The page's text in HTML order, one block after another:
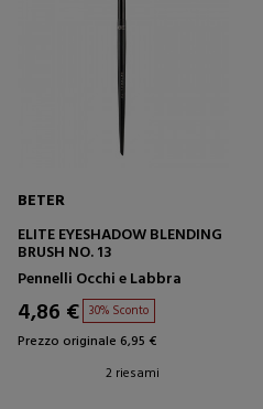
BETER
ELITE EYESHADOW BLENDING
BRUSH NO. 13
Pennelli Occhi e Labbra
4,86 € 30% Sconto
Prezzo originale 6,95 €
2 riesami